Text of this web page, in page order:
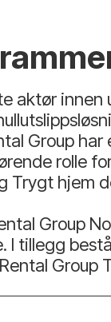
aktør
Group
rolle
Trygt hjem
Group
tillegg